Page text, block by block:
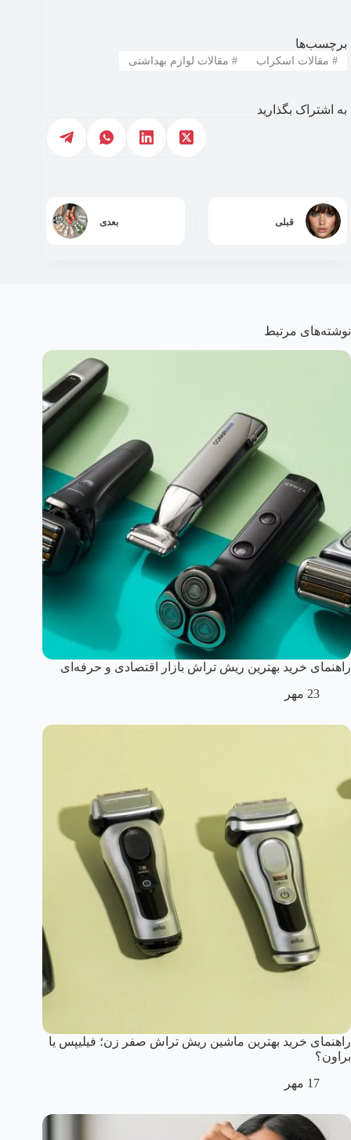
برچسب‌ها
#مقالات اسکراب #مقالات لوازم بهداشتی
به اشتراک بگذارید
قبلی بعدی
نوشته‌های مرتبط
راهنمای خرید بهترین ریش تراش بازار اقتصادی و حرفه‌ای
23 مهر
راهنمای خرید بهترین ماشین ریش تراش صفر زن؛ فیلیپس یا
براون؟
17 مهر